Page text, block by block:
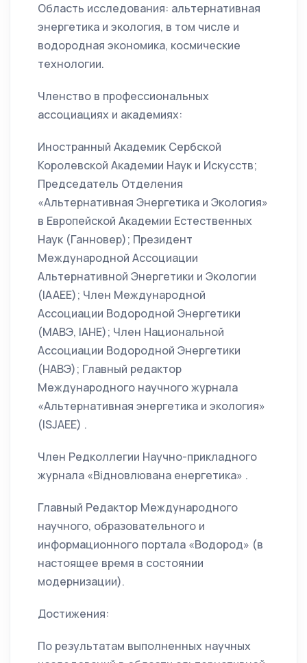
Область исследования: альтернативная
энергетика и экология, в том числе и
водородная экономика, космические
технологии.
Членство в профессиональных
ассоциациях и академиях:
Иностранный Академик Сербской
Королевской Академии Наук и Искусств;
Председатель Отделения
«Альтернативная Энергетика и Экология»
в Европейской Академии Естественных
Наук (Ганновер); Президент
Международной Ассоциации
Альтернативной Энергетики и Экологии
(IAAEE); Член Международной
Ассоциации Водородной Энергетики
(МАВЭ, IAHE); Член Национальной
Ассоциации Водородной Энергетики
(НАВЭ); Главный редактор
Международного научного журнала
«Альтернативная энергетика и экология»
(ISJAEE) .
Член Редколлегии Научно-прикладного
журнала «Відновлювана енергетика» .
Главный Редактор Международного
научного, образовательного и
информационного портала «Водород» (в
настоящее время в состоянии
модернизации).
Достижения:
По результатам выполненных научных